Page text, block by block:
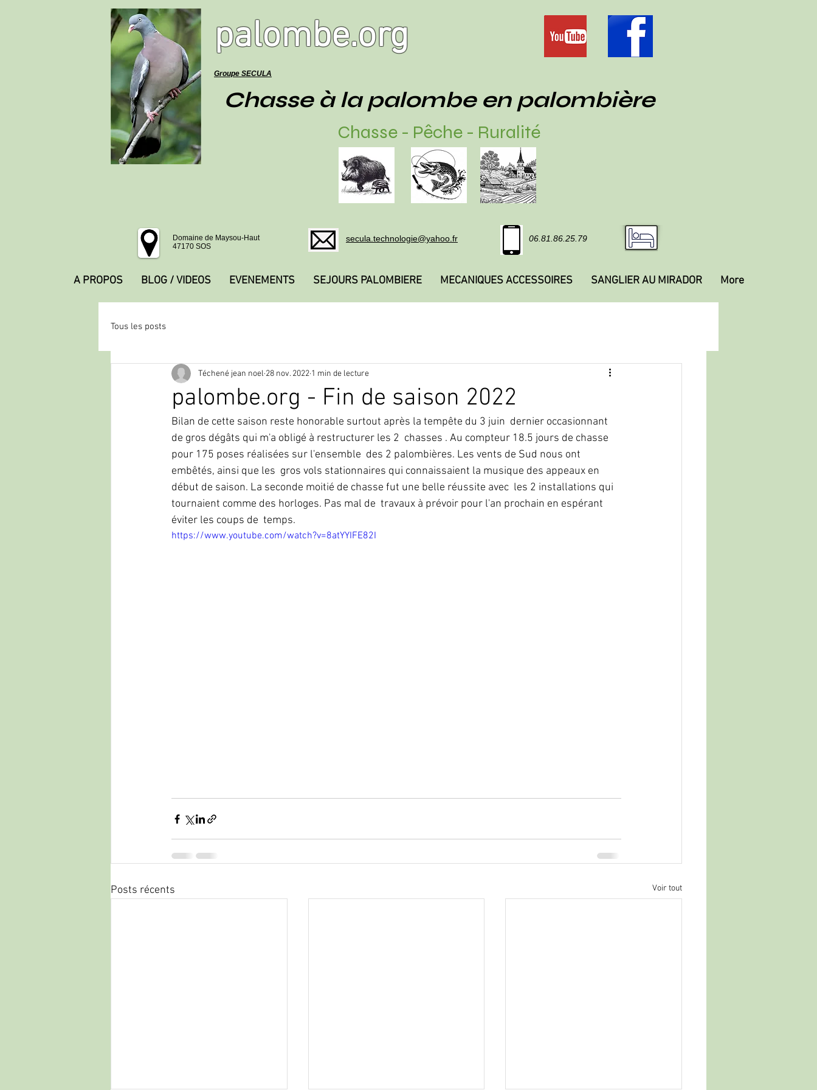
palombe.org
Groupe SECULA
Chasse à la palombe en palombière
Chasse - Pêche - Ruralité
Domaine de Maysou-Haut
47170 SOS
secula.technologie@yahoo.fr 06.81.86.25.79
A PROPOS BLOG / VIDEOS EVENEMENTS SEJOURS PALOMBIERE MECANIQUES ACCESSOIRES SANGLIER AU MIRADOR More
Tous les posts
palombe.org - Fin de saison 2022
Téchené jean noel 28 nov. 2022 1 min de lecture
Bilan de cette saison reste honorable surtout après la tempête du 3 juin  dernier occasionnant
de gros dégâts qui m'a obligé à restructurer les 2  chasses . Au compteur 18.5 jours de chasse
pour 175 poses réalisées sur l'ensemble  des 2 palombières. Les vents de Sud nous ont
embêtés, ainsi que les  gros vols stationnaires qui connaissaient la musique des appeaux en
début de saison. La seconde moitié de chasse fut une belle réussite avec  les 2 installations qui
tournaient comme des horloges. Pas mal de  travaux à prévoir pour l'an prochain en espérant
éviter les coups de  temps.
https://www.youtube.com/watch?v=8atYYIFE82I
Posts récents Voir tout